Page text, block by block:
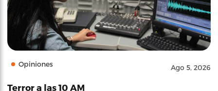
Opiniones Ago 5, 2026
Terror a las 10 AM